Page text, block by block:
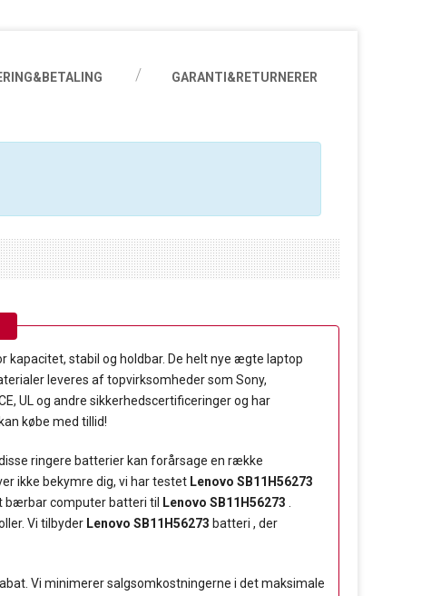
GARANTI&RETURNERER
kapacitet, stabil og holdbar. De helt nye ægte laptop
leveres af topvirksomheder som Sony,
UL og andre sikkerhedscertificeringer og har
købe med tillid!
ringere batterier kan forårsage en række
ikke bekymre dig, vi har testet Lenovo SB11H56273
bærbar computer batteri til
Lenovo SB11H56273
Vi tilbyder Lenovo SB11H56273 batteri , der
Vi minimerer salgsomkostningerne i det maksimale